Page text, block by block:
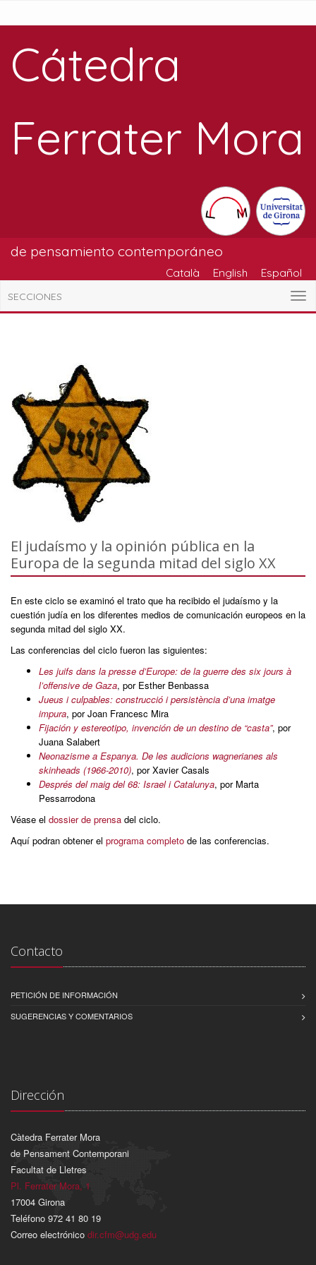
Cátedra
Ferrater Mora
de pensamiento contemporáneo
Català English Español
SECCIONES
El judaísmo y la opinión pública en la
Europa de la segunda mitad del siglo XX
En este ciclo se examinó el trato que ha recibido el judaísmo y la
cuestión judía en los diferentes medios de comunicación europeos en la
segunda mitad del siglo XX.
Las conferencias del ciclo fueron las siguientes:
Les juifs dans la presse d’Europe: de la guerre des six jours à
l’offensive de Gaza, por Esther Benbassa
Jueus i culpables: construcció i persistència d’una imatge
impura, por Joan Francesc Mira
Fijación y estereotipo, invención de un destino de “casta”, por
Juana Salabert
Neonazisme a Espanya. De les audicions wagnerianes als
skinheads (1966-2010), por Xavier Casals
Després del maig del 68: Israel i Catalunya, por Marta
Pessarrodona
Véase el dossier de prensa del ciclo.
Aquí podran obtener el programa completo de las conferencias.
Contacto
PETICIÓN DE INFORMACIÓN
SUGERENCIAS Y COMENTARIOS
Dirección
Càtedra Ferrater Mora
de Pensament Contemporani
Facultat de Lletres
Pl. Ferrater Mora, 1
17004 Girona
Teléfono 972 41 80 19
Correo electrónico dir.cfm@udg.edu